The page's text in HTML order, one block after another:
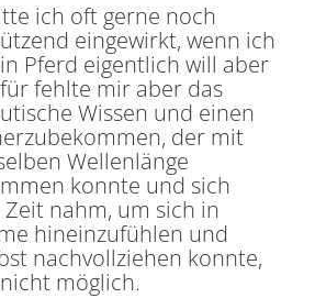
ich oft gerne noch
eingewirkt, wenn ich
Pferd eigentlich will aber
fehlte mir aber das
Wissen und einen
der mit
Wellenlänge
konnte und sich
nahm, um sich in
hineinzufühlen und
nachvollziehen konnte,
möglich.